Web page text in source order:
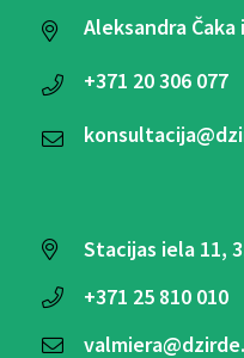
Aleksandra Čaka
+371 20 306 077
Stacijas iela 11,
+371 25 810 010